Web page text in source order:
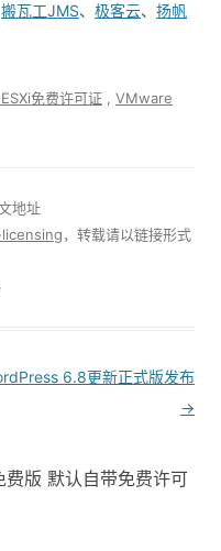
搬瓦工JMS、 极客云、 扬帆
免费许可证
VMware
地址
，转载请以链接形式
6.8更新正式版发布
→
费版 默认自带免费许可